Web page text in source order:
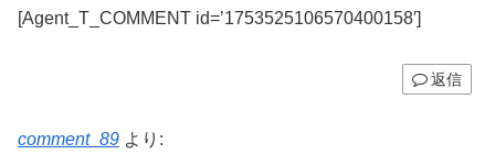
[Agent_T_COMMENT id=’1753525106570400158′]
返信
comment_89 より: